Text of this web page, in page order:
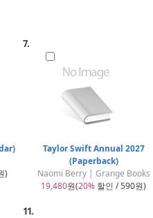
)
7.
Taylor Swift Annual 2027
(Paperback)
Naomi Berry | Grange Books
19,480원(20% 할인 / 590원)
11.